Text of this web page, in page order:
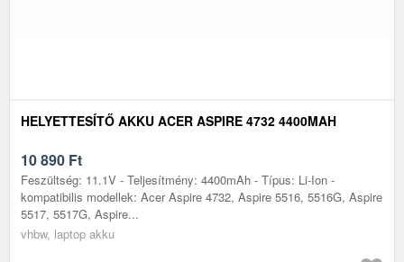
HELYETTESÍTŐ AKKU ACER ASPIRE 4732 4400MAH
10 890 Ft
Feszültség: 11.1V - Teljesítmény: 4400mAh - Típus: Li-Ion -
kompatibilis modellek: Acer Aspire 4732, Aspire 5516, 5516G, Aspire
5517, 5517G, Aspire...
vhbw, laptop akku